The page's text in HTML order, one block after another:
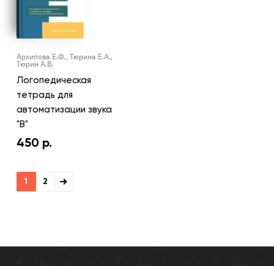
Архипова Е.Ф., Тюрина Е.А.,
Тюрин А.В.
Логопедическая
тетрадь для
автоматизации звука
"В"
450 р.
1 2